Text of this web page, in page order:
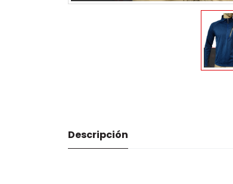
Descripción